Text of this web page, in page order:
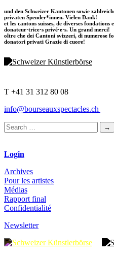
und den Schweizer Kantonen sowie
privaten Spender*innen. Vielen Dank!
et les cantons suisses, de diverses
donateur·trice·s privé·e·s. Un grand merci!
oltre che dei Cantoni svizzeri, di numerose
donatori privati Grazie di cuore!
T +41 31 312 80 08
info@bourseauxspectacles.ch
Login
Archives
Pour les artistes
Médias
Rapport final
Confidentialité
Newsletter